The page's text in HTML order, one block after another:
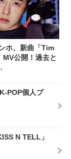
ホ、新曲「Tim
MV公開！過去と
POP個人ブ
N TELL」